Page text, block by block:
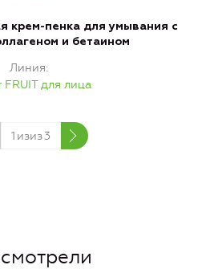
крем-пенка для умывания с
и бетаином
Линия
FRUIT для лица
1 изиз3